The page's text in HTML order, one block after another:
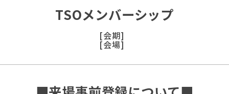
TSOメンバーシップ
[会期]
[会場]